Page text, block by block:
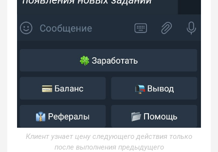
Клиент узнает цену следующего действия только
после выполнения предыдущего